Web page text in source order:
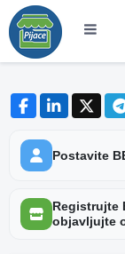
Postavite
Registrujte
objavljujte